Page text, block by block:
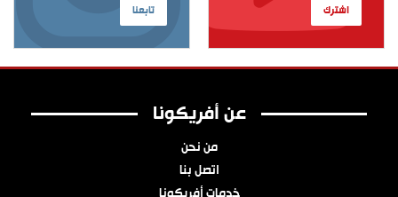
تابعنا اشترك
عن أفريكونا
من نحن
اتصل بنا